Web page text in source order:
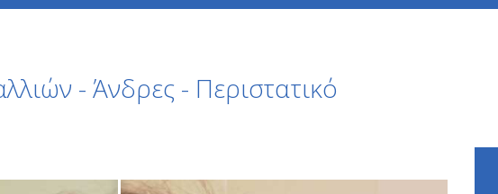
- Άνδρες - Περιστατικό